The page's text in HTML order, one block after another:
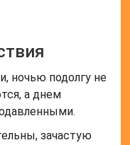
ночью подолгу не
а днем
зачастую